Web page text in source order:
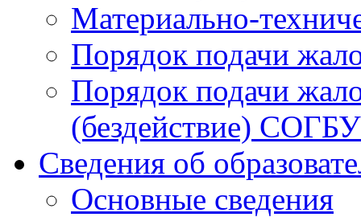
Материально-
Порядок подачи
Порядок подачи
(бездействие)
Сведения об
Основные сведения